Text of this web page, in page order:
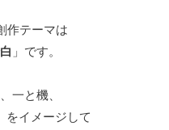
作テーマは
」です。
一と機、
をイメージして